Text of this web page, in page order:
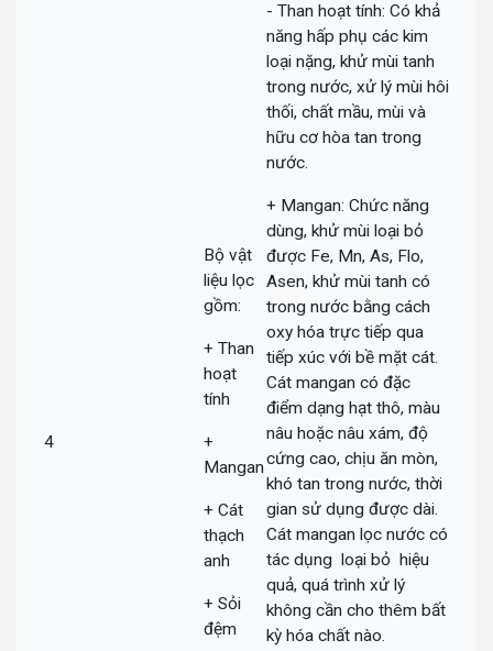
4
Bộ vật
liệu lọc
gồm:
+ Than
hoạt
tính
+
Mangan
+ Cát
thạch
anh
+ Sỏi
đệm
- Than hoạt tính: Có khả
năng hấp phụ các kim
loại nặng, khử mùi tanh
trong nước, xử lý mùi hôi
thối, chất mầu, mùi và
hữu cơ hòa tan trong
nước.
+ Mangan: Chức năng
dùng, khử mùi loại bỏ
được Fe, Mn, As, Flo,
Asen, khử mùi tanh có
trong nước bằng cách
oxy hóa trực tiếp qua
tiếp xúc với bề mặt cát.
Cát mangan có đặc
điểm dạng hạt thô, màu
nâu hoặc nâu xám, độ
cứng cao, chịu ăn mòn,
khó tan trong nước, thời
gian sử dụng được dài.
Cát mangan lọc nước có
tác dụng loại bỏ hiệu
quả, quá trình xử lý
không cần cho thêm bất
kỳ hóa chất nào.